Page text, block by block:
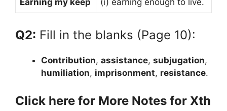
Earning my keep (i) earning enough to live.
Q2: Fill in the blanks (Page 10):
Contribution, assistance, subjugation,
humiliation, imprisonment, resistance.
Click here for More Notes for Xth